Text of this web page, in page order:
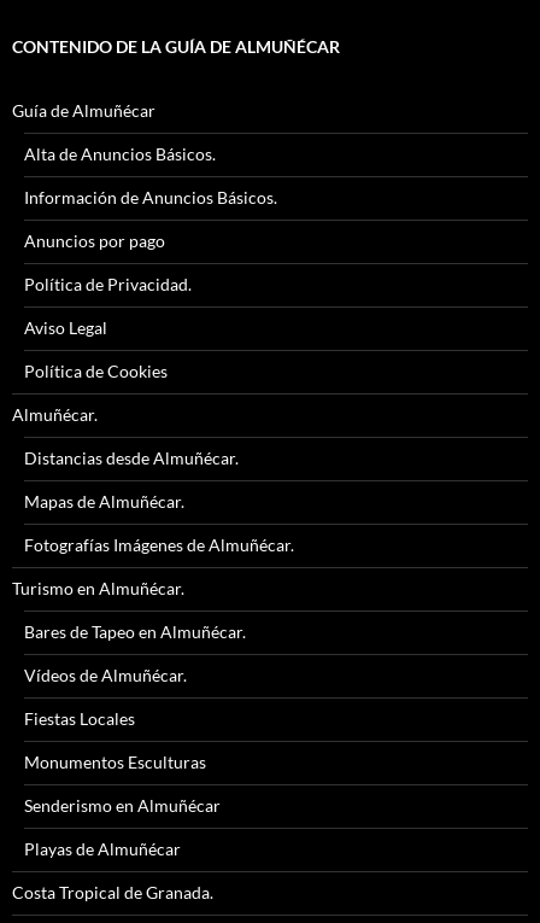
CONTENIDO DE LA GUÍA DE ALMUÑÉCAR
Guía de Almuñécar
Alta de Anuncios Básicos.
Información de Anuncios Básicos.
Anuncios por pago
Política de Privacidad.
Aviso Legal
Política de Cookies
Almuñécar.
Distancias desde Almuñécar.
Mapas de Almuñécar.
Fotografías Imágenes de Almuñécar.
Turismo en Almuñécar.
Bares de Tapeo en Almuñécar.
Vídeos de Almuñécar.
Fiestas Locales
Monumentos Esculturas
Senderismo en Almuñécar
Playas de Almuñécar
Costa Tropical de Granada.